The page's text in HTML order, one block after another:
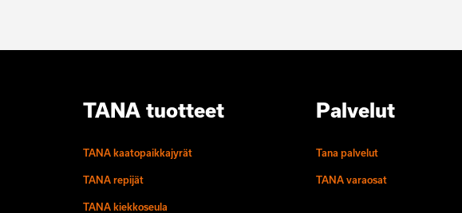
TANA tuotteet
TANA kaatopaikkajyrät
TANA repijät
TANA kiekkoseula
Palvelut
Tana palvelut
TANA varaosat